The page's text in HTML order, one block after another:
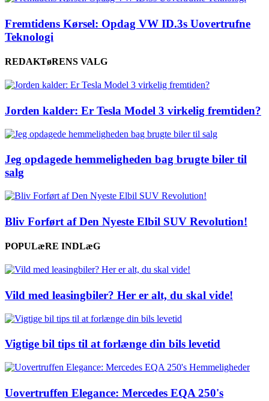
Fremtidens Kørsel: Opdag VW ID.3s Uovertrufne
Teknologi
REDAKTøRENS VALG
Jorden kalder: Er Tesla Model 3 virkelig fremtiden?
Jeg opdagede hemmeligheden bag brugte biler til
salg
Bliv Forført af Den Nyeste Elbil SUV Revolution!
POPULæRE INDLæG
Vild med leasingbiler? Her er alt, du skal vide!
Vigtige bil tips til at forlænge din bils levetid
Uovertruffen Elegance: Mercedes EQA 250's